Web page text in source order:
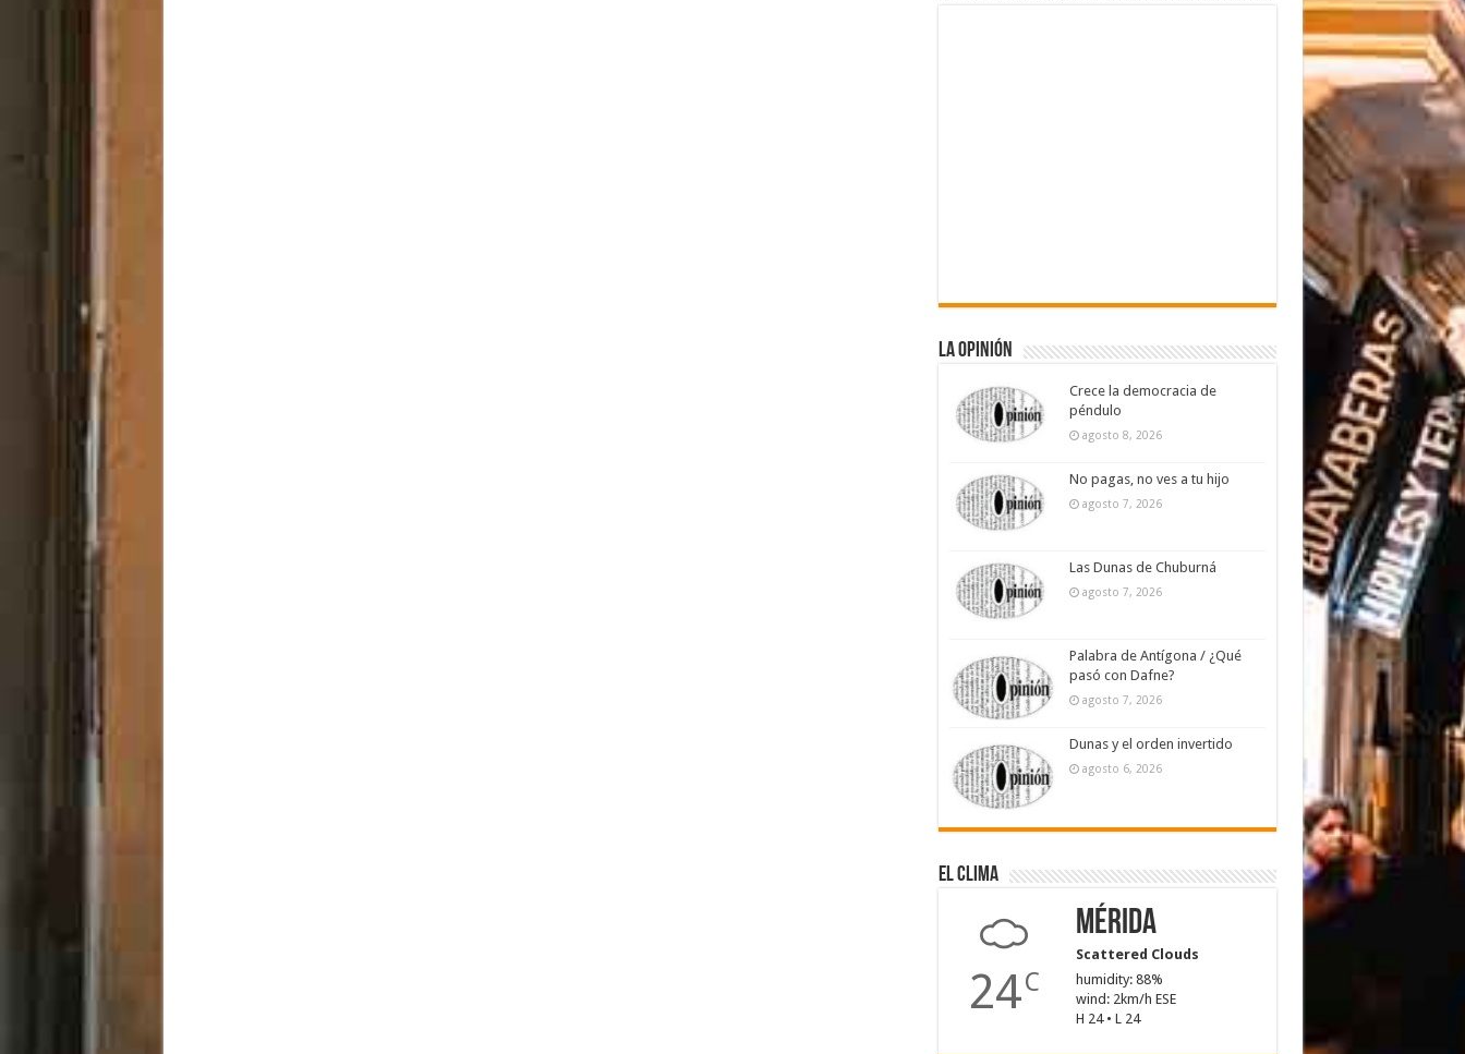
La Opinión
Crece la democracia de
péndulo
agosto 8, 2026
No pagas, no ves a tu hijo
agosto 7, 2026
Las Dunas de Chuburná
agosto 7, 2026
Palabra de Antígona / ¿Qué
pasó con Dafne?
agosto 7, 2026
Dunas y el orden invertido
agosto 6, 2026
El Clima
24C
Mérida
Scattered Clouds
humidity: 88%
wind: 2km/h ESE
H 24 • L 24